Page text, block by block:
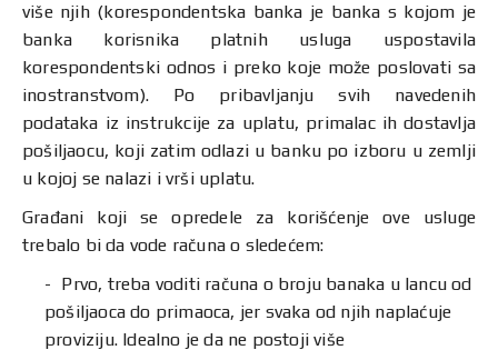
više njih (korespondentska banka je banka s kojom je
banka korisnika platnih usluga uspostavila
korespondentski odnos i preko koje može poslovati sa
inostranstvom). Po pribavljanju svih navedenih
podataka iz instrukcije za uplatu, primalac ih dostavlja
pošiljaocu, koji zatim odlazi u banku po izboru u zemlji
u kojoj se nalazi i vrši uplatu.
Građani koji se opredele za korišćenje ove usluge
trebalo bi da vode računa o sledećem:
Prvo, treba voditi računa o broju banaka u lancu od
pošiljaoca do primaoca, jer svaka od njih naplaćuje
proviziju. Idealno je da ne postoji više